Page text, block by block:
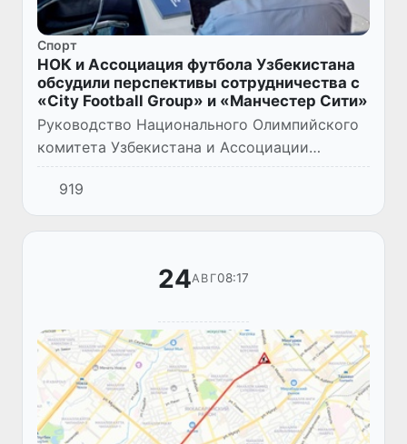
Спорт
НОК и Ассоциация футбола Узбекистана
обсудили перспективы сотрудничества с
«City Football Group» и «Манчестер Сити»
Руководство Национального Олимпийского
комитета Узбекистана и Ассоциации
футбола Узбекистана находится с рабочим
визитом в Манчестере (Англия). В рамках
поездки были проведены пере...
919
24АВГ08:17